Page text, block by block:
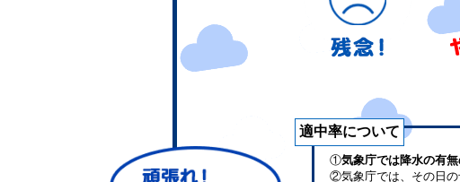
適中率について
①気象庁では降水の有無
②気象庁では、その日の